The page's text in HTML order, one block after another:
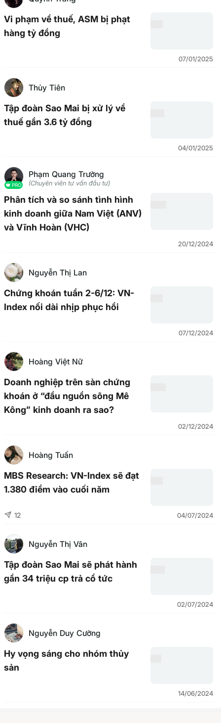
Vi phạm về thuế, ASM bị phạt
hàng tỷ đồng
07/01/2025
Thủy Tiên
Tập đoàn Sao Mai bị xử lý về
thuế gần 3.6 tỷ đồng
04/01/2025
PRO
Phạm Quang Trường
(Chuyên viên tư vấn đầu tư)
Phân tích và so sánh tình hình
kinh doanh giữa Nam Việt (ANV)
và Vĩnh Hoàn (VHC)
20/12/2024
Nguyễn Thị Lan
Chứng khoán tuần 2-6/12: VN-
Index nối dài nhịp phục hồi
07/12/2024
Hoàng Việt Nữ
Doanh nghiệp trên sàn chứng
khoán ở “đầu nguồn sông Mê
Kông” kinh doanh ra sao?
02/12/2024
Hoàng Tuấn
MBS Research: VN-Index sẽ đạt
1.380 điểm vào cuối năm
12 04/07/2024
Nguyễn Thị Vân
Tập đoàn Sao Mai sẽ phát hành
gần 34 triệu cp trả cổ tức
02/07/2024
Nguyễn Duy Cường
Hy vọng sáng cho nhóm thủy
sản
14/06/2024